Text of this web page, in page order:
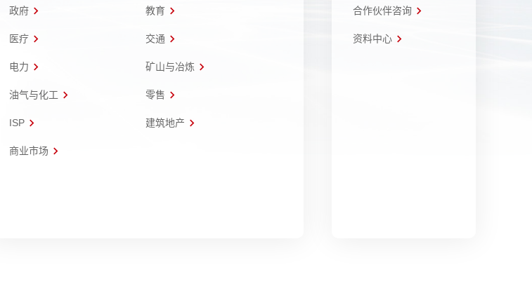
政府 教育
医疗 交通
电力 矿山与冶炼
油气与化工 零售
ISP 建筑地产
商业市场
合作伙伴咨询
资料中心